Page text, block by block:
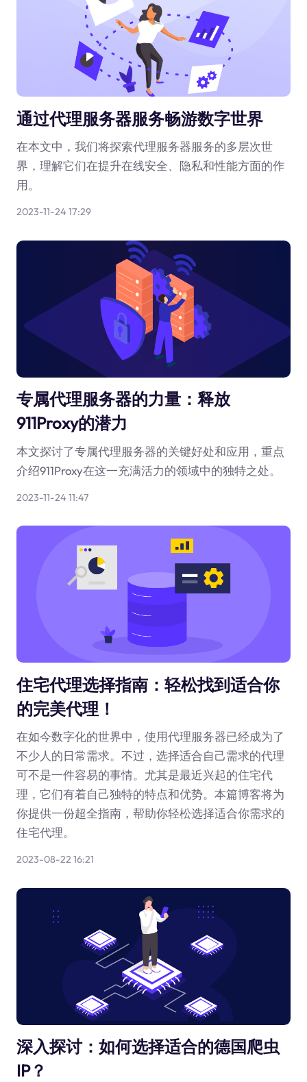
通过代理服务器服务畅游数字世界
在本文中，我们将探索代理服务器服务的多层次世
界，理解它们在提升在线安全、隐私和性能方面的作
用。
2023-11-24 17:29
专属代理服务器的力量：释放
911Proxy的潜力
本文探讨了专属代理服务器的关键好处和应用，重点
介绍911Proxy在这一充满活力的领域中的独特之处。
2023-11-24 11:47
住宅代理选择指南：轻松找到适合你
的完美代理！
在如今数字化的世界中，使用代理服务器已经成为了
不少人的日常需求。不过，选择适合自己需求的代理
可不是一件容易的事情。尤其是最近兴起的住宅代
理，它们有着自己独特的特点和优势。本篇博客将为
你提供一份超全指南，帮助你轻松选择适合你需求的
住宅代理。
2023-08-22 16:21
深入探讨：如何选择适合的德国爬虫
IP？